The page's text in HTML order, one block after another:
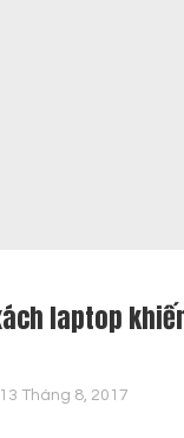
laptop
13 Tháng 8, 2017